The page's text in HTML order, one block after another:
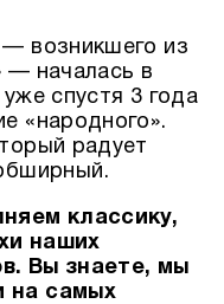
— возникшего из
— началась в
спустя 3 года
«народного».
радует
классику,
наших
Вы знаете, мы
на самых